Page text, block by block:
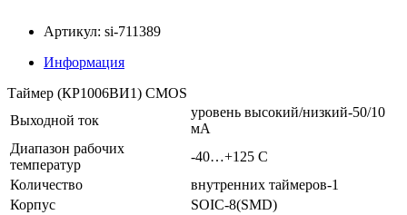
Артикул: si-711389
Информация
Таймер (КР1006ВИ1) CMOS
Выходной ток
уровень высокий/низкий-50/10
мА
Диапазон рабочих
температур
-40…+125 С
Количество
внутренних таймеров-1
Корпус
SOIC-8(SMD)